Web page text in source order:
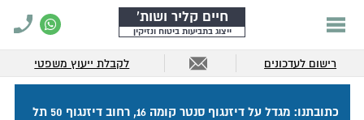
חיים קליר ושות'
ייצוג בתביעות ביטוח ונזיקין
רישום לעדכונים לקבלת ייעוץ משפטי
כתובתנו: מגדל על דיזנגוף סנטר קומה 16, רחוב דיזנגוף 50 תל